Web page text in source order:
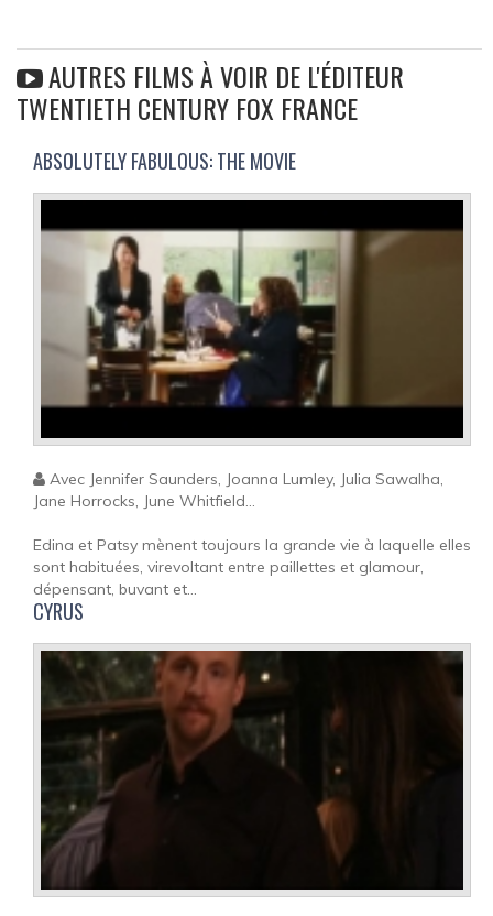
AUTRES FILMS À VOIR DE L'ÉDITEUR
TWENTIETH CENTURY FOX FRANCE
ABSOLUTELY FABULOUS: THE MOVIE
Avec Jennifer Saunders, Joanna Lumley, Julia Sawalha,
Jane Horrocks, June Whitfield...
Edina et Patsy mènent toujours la grande vie à laquelle elles
sont habituées, virevoltant entre paillettes et glamour,
dépensant, buvant et...
CYRUS